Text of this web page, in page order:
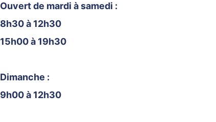
Ouvert de mardi à samedi :
8h30 à 12h30
15h00 à 19h30
Dimanche :
9h00 à 12h30